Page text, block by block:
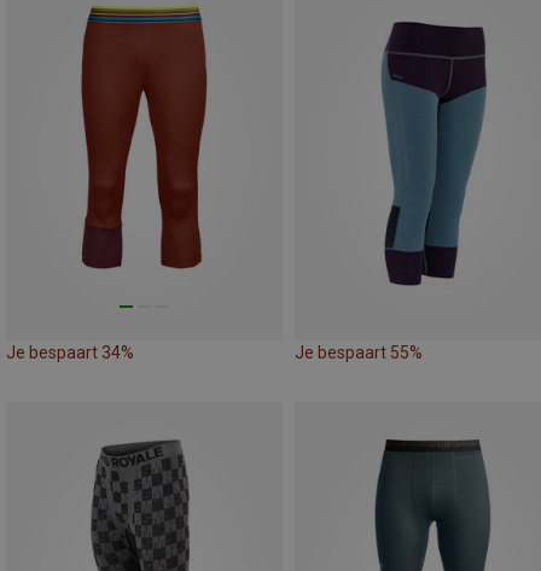
Je bespaart 34% Je bespaart 55%